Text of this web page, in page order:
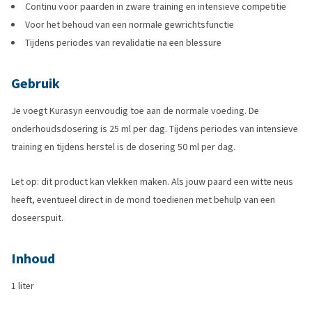
Continu voor paarden in zware training en intensieve competitie
Voor het behoud van een normale gewrichtsfunctie
Tijdens periodes van revalidatie na een blessure
Gebruik
Je voegt Kurasyn eenvoudig toe aan de normale voeding. De
onderhoudsdosering is 25 ml per dag. Tijdens periodes van intensieve
training en tijdens herstel is de dosering 50 ml per dag.
Let op: dit product kan vlekken maken. Als jouw paard een witte neus
heeft, eventueel direct in de mond toedienen met behulp van een
doseerspuit.
Inhoud
1 liter